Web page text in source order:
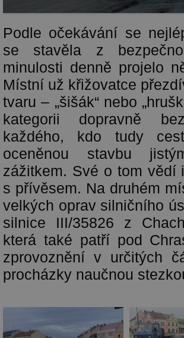
Podle očekávání se
se stavěla z
minulosti denně projelo
Místní už křižovatce
tvaru – „šišák“ nebo
kategorii dopravně
každého, kdo tudy
oceněnou stavbu
zážitkem. Své o tom vědí
s přívěsem. Na druhém
velkých oprav silničního
silnice III/35826 z
která také patří pod
zprovoznění v určitých
procházky naučnou